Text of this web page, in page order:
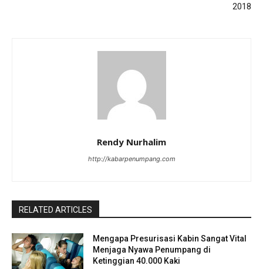
2018
Rendy Nurhalim
http://kabarpenumpang.com
RELATED ARTICLES
Mengapa Presurisasi Kabin Sangat Vital
Menjaga Nyawa Penumpang di
Ketinggian 40.000 Kaki